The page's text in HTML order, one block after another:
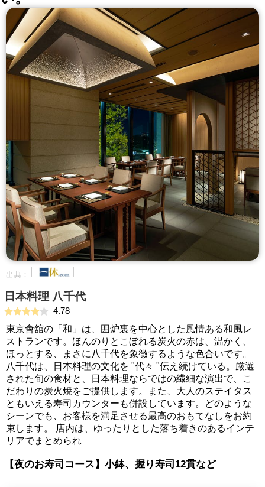
出典：
日本料理 八千代
4.78
東京會舘の「和」は、囲炉裏を中心とした風情ある和風レ
ストランです。ほんのりとこぼれる炭火の赤は、温かく、
ほっとする、まさに八千代を象徴するような色合いです。
八千代は、日本料理の文化を "代々 "伝え続けている。厳選
された旬の食材と、日本料理ならではの繊細な演出で、こ
だわりの炭火焼をご提供します。また、大人のステイタス
ともいえる寿司カウンターも併設しています。どのような
シーンでも、お客様を満足させる最高のおもてなしをお約
束します。 店内は、ゆったりとした落ち着きのあるインテ
リアでまとめられ
【夜のお寿司コース】小鉢、握り寿司12貫など